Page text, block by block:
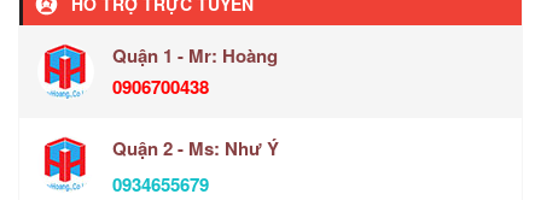
Quận 1 - Mr: Hoàng
0906700438
Quận 2 - Ms: Như Ý
0934655679